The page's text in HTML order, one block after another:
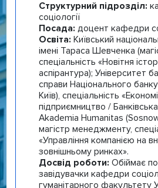
Структурний підрозділ:
соціології
Посада: доцент кафедри
Освіта: Київський
імені Тараса Шевченка
спеціальність «Новітня
аспірантура); Університет
справи Національного
Київ), спеціальність
підприємництво /
Akademia Humanitas
магістр менеджменту,
«Управління компанією на
зовнішньому ринках».
Досвід роботи: Обіймає
завідувачки кафедри
гуманітарного факультету